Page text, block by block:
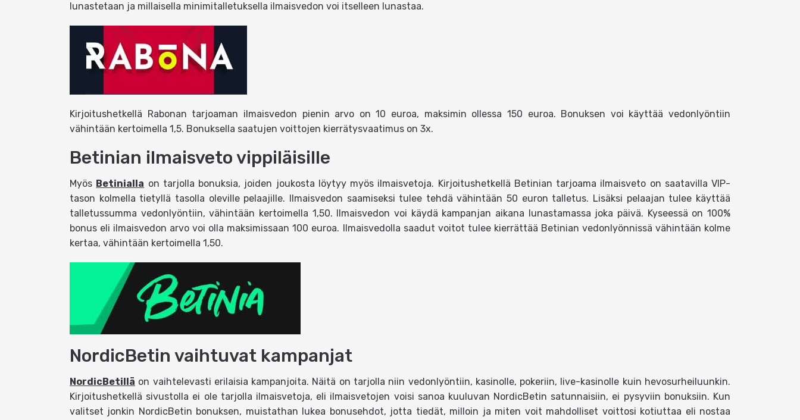
lunastetaan ja millaisella minimitalletuksella ilmaisvedon voi itselleen lunastaa.
Kirjoitushetkellä Rabonan tarjoaman ilmaisvedon pienin arvo on 10 euroa, maksimin ollessa 150 euroa. Bonuksen voi käyttää vedonlyöntiin
vähintään kertoimella 1,5. Bonuksella saatujen voittojen kierrätysvaatimus on 3x.
Betinian ilmaisveto vippiläisille
Myös Betinialla on tarjolla bonuksia, joiden joukosta löytyy myös ilmaisvetoja. Kirjoitushetkellä Betinian tarjoama ilmaisveto on saatavilla VIP-
tason kolmella tietyllä tasolla oleville pelaajille. Ilmaisvedon saamiseksi tulee tehdä vähintään 50 euron talletus. Lisäksi pelaajan tulee käyttää
talletussumma vedonlyöntiin, vähintään kertoimella 1,50. Ilmaisvedon voi käydä kampanjan aikana lunastamassa joka päivä. Kyseessä on 100%
bonus eli ilmaisvedon arvo voi olla maksimissaan 100 euroa. Ilmaisvedolla saadut voitot tulee kierrättää Betinian vedonlyönnissä vähintään kolme
kertaa, vähintään kertoimella 1,50.
NordicBetin vaihtuvat kampanjat
NordicBetillä on vaihtelevasti erilaisia kampanjoita. Näitä on tarjolla niin vedonlyöntiin, kasinolle, pokeriin, live-kasinolle kuin hevosurheiluunkin.
Kirjoitushetkellä sivustolla ei ole tarjolla ilmaisvetoja, eli ilmaisvetojen voisi sanoa kuuluvan NordicBetin satunnaisiin, ei pysyviin bonuksiin. Kun
valitset jonkin NordicBetin bonuksen, muistathan lukea bonusehdot, jotta tiedät, milloin ja miten voit mahdolliset voittosi kotiuttaa eli nostaa